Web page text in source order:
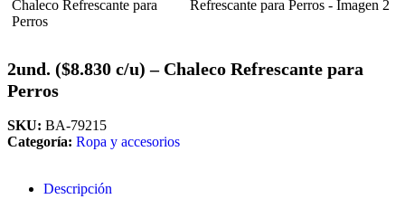
2und. ($8.830 c/u) – Chaleco Refrescante para
Perros
SKU: BA-79215
Categoría: Ropa y accesorios
Descripción